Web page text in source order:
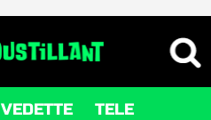
VEDETTE TELE